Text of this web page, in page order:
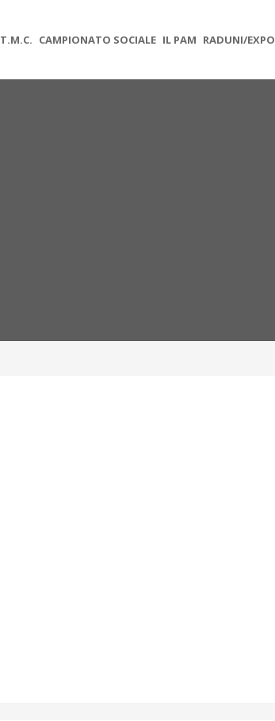
T.M.C. CAMPIONATO SOCIALE IL PAM RADUNI/EXPO